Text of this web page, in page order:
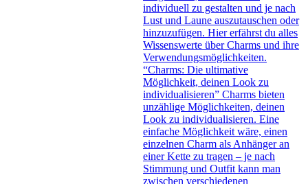
individuell zu gestalten und je nach
Lust und Laune auszutauschen oder
hinzuzufügen. Hier erfährst du alles
Wissenswerte über Charms und ihre
Verwendungsmöglichkeiten.
“Charms: Die ultimative
Möglichkeit, deinen Look zu
individualisieren” Charms bieten
unzählige Möglichkeiten, deinen
Look zu individualisieren. Eine
einfache Möglichkeit wäre, einen
einzelnen Charm als Anhänger an
einer Kette zu tragen – je nach
Stimmung und Outfit kann man
zwischen verschiedenen